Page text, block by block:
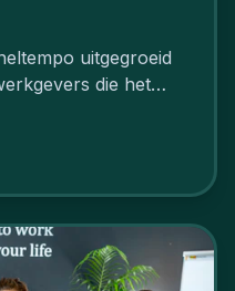
uitgegroeid
die het